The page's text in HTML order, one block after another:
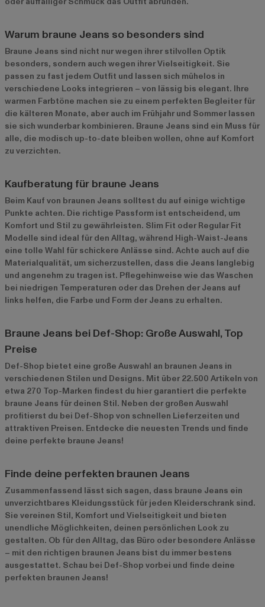
Warum braune Jeans so besonders sind
Braune Jeans sind nicht nur wegen ihrer stilvollen Optik
besonders, sondern auch wegen ihrer Vielseitigkeit. Sie
passen zu fast jedem Outfit und lassen sich mühelos in
verschiedene Looks integrieren – von lässig bis elegant. Ihre
warmen Farbtöne machen sie zu einem perfekten Begleiter für
die kälteren Monate, aber auch im Frühjahr und Sommer lassen
sie sich wunderbar kombinieren. Braune Jeans sind ein Muss für
alle, die modisch up-to-date bleiben wollen, ohne auf Komfort
zu verzichten.
Kaufberatung für braune Jeans
Beim Kauf von braunen Jeans solltest du auf einige wichtige
Punkte achten. Die richtige Passform ist entscheidend, um
Komfort und Stil zu gewährleisten. Slim Fit oder Regular Fit
Modelle sind ideal für den Alltag, während High-Waist-Jeans
eine tolle Wahl für schickere Anlässe sind. Achte auch auf die
Materialqualität, um sicherzustellen, dass die Jeans langlebig
und angenehm zu tragen ist. Pflegehinweise wie das Waschen
bei niedrigen Temperaturen oder das Drehen der Jeans auf
links helfen, die Farbe und Form der Jeans zu erhalten.
Braune Jeans bei Def-Shop: Große Auswahl, Top
Preise
Def-Shop bietet eine große Auswahl an braunen Jeans in
verschiedenen Stilen und Designs. Mit über 22.500 Artikeln von
etwa 270 Top-Marken findest du hier garantiert die perfekte
braune Jeans für deinen Stil. Neben der großen Auswahl
profitierst du bei Def-Shop von schnellen Lieferzeiten und
attraktiven Preisen. Entdecke die neuesten Trends und finde
deine perfekte braune Jeans!
Finde deine perfekten braunen Jeans
Zusammenfassend lässt sich sagen, dass braune Jeans ein
unverzichtbares Kleidungsstück für jeden Kleiderschrank sind.
Sie vereinen Stil, Komfort und Vielseitigkeit und bieten
unendliche Möglichkeiten, deinen persönlichen Look zu
gestalten. Ob für den Alltag, das Büro oder besondere Anlässe
– mit den richtigen braunen Jeans bist du immer bestens
ausgestattet. Schau bei Def-Shop vorbei und finde deine
perfekten braunen Jeans!